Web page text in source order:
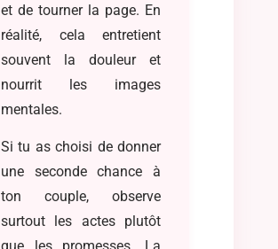
et de tourner la page. En
réalité, cela entretient
souvent la douleur et
nourrit les images
mentales.
Si tu as choisi de donner
une seconde chance à
ton couple, observe
surtout les actes plutôt